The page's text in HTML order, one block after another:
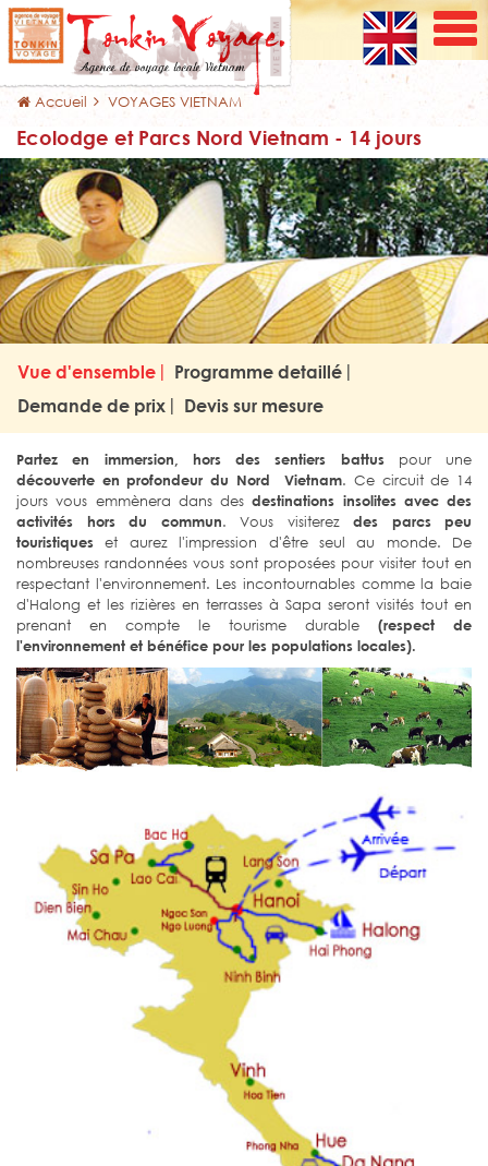
Accueil VOYAGES VIETNAM
Ecolodge et Parcs Nord Vietnam - 14 jours
Vue d'ensemble
Programme detaillé
Demande de prix
Devis sur mesure
Partez en immersion, hors des sentiers battuspour une
découverte en profondeur du Nord Vietnam. Ce circuit de 14
jours vous emmènera dans desdestinations insolites avec des
activités hors du commun. Vous visiterez des parcs peu
touristiques et aurez l'impression d'être seul au monde. De
nombreuses randonnées vous sont proposées pour visiter tout en
respectant l'environnement. Les incontournables comme la baie
d'Halong et les rizières en terrasses à Sapa seront visités tout en
prenant en compte le tourisme durable (respect de
l'environnement et bénéfice pour les populations locales).